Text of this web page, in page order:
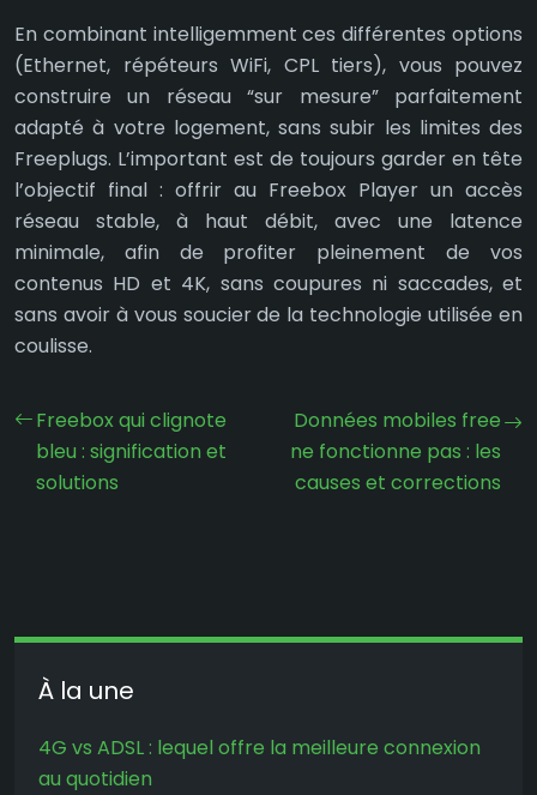
En combinant intelligemment ces différentes options
(Ethernet, répéteurs WiFi, CPL tiers), vous pouvez
construire un réseau “sur mesure” parfaitement
adapté à votre logement, sans subir les limites des
Freeplugs. L’important est de toujours garder en tête
l’objectif final : offrir au Freebox Player un accès
réseau stable, à haut débit, avec une latence
minimale, afin de profiter pleinement de vos
contenus HD et 4K, sans coupures ni saccades, et
sans avoir à vous soucier de la technologie utilisée en
coulisse.
Freebox qui clignote
bleu : signification et
solutions
Données mobiles free
ne fonctionne pas : les
causes et corrections
À la une
4G vs ADSL : lequel offre la meilleure connexion
au quotidien